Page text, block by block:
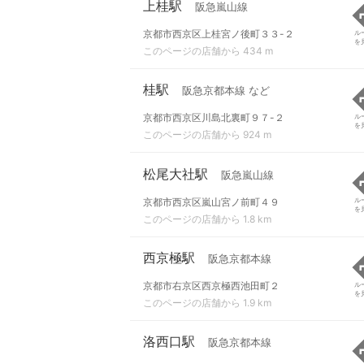
上桂駅 阪急嵐山線
京都市西京区上桂宮ノ後町３３-２
このページの店舗から 434 m
ル
を
桂駅 阪急京都本線 など
京都市西京区川島北裏町９７-２
このページの店舗から 924 m
ル
を
松尾大社駅 阪急嵐山線
京都市西京区嵐山宮ノ前町４９
このページの店舗から 1.8 km
ル
を
西京極駅 阪急京都本線
京都市右京区西京極西池田町２
このページの店舗から 1.9 km
ル
を
洛西口駅 阪急京都本線